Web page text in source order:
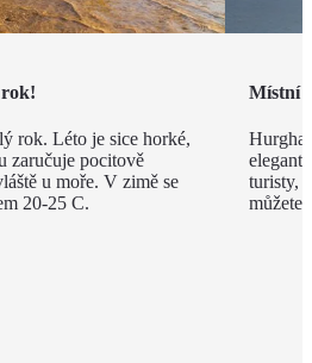
rok!
rok. Léto je sice horké,
zaručuje pocitově
u moře. V zimě se
20-25 C.
Místní
turisty,
můžete